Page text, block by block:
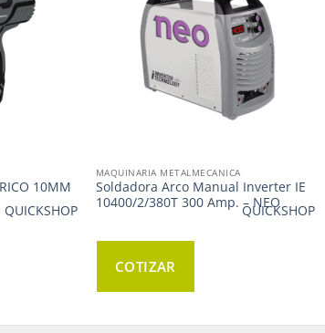
10MM
MAQUINARIA METALMECANICA
Soldadora Arco Manual Inverter IE
10400/2/380T 300 Amp. – NEO
QUICKSHOP
COTIZAR
QUICKSHOP